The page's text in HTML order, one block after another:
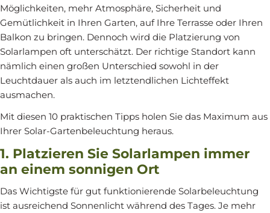
Möglichkeiten, mehr Atmosphäre, Sicherheit und
Gemütlichkeit in Ihren Garten, auf Ihre Terrasse oder Ihren
Balkon zu bringen. Dennoch wird die Platzierung von
Solarlampen oft unterschätzt. Der richtige Standort kann
nämlich einen großen Unterschied sowohl in der
Leuchtdauer als auch im letztendlichen Lichteffekt
ausmachen.
Mit diesen 10 praktischen Tipps holen Sie das Maximum aus
Ihrer Solar-Gartenbeleuchtung heraus.
1. Platzieren Sie Solarlampen immer
an einem sonnigen Ort
Das Wichtigste für gut funktionierende Solarbeleuchtung
ist ausreichend Sonnenlicht während des Tages. Je mehr